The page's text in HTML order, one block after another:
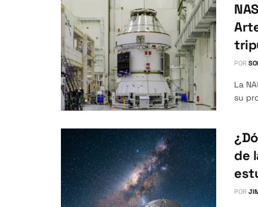
POR
La
su
de
POR